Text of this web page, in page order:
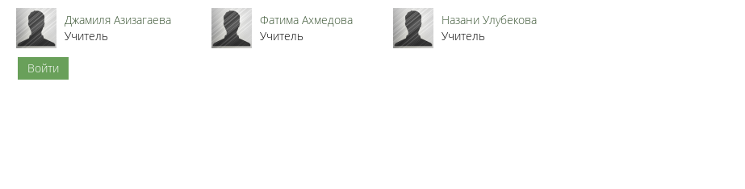
Джамиля Азизагаева
Учитель
Фатима Ахмедова
Учитель
Назани Улубекова
Учитель
Войти